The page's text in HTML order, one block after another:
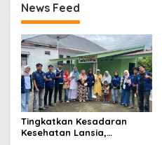
News Feed
Tingkatkan Kesadaran
Kesehatan Lansia,